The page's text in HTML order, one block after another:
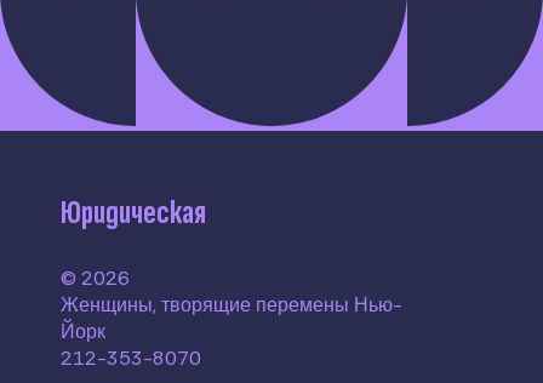
Юридическая
© 2026
Женщины, творящие перемены Нью-
Йорк
212-353-8070